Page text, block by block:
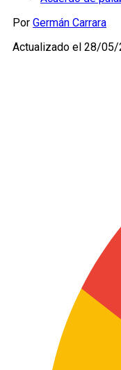
Por Germán Carrara
Actualizado el 28/05/